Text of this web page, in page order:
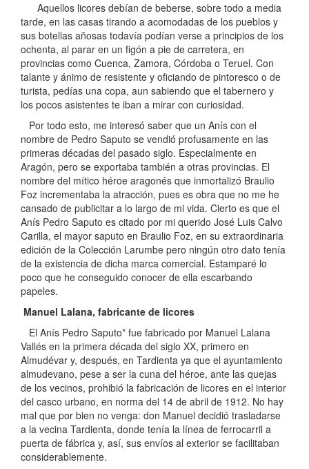
Aquellos licores debían de beberse, sobre todo a media
tarde, en las casas tirando a acomodadas de los pueblos y
sus botellas añosas todavía podían verse a principios de los
ochenta, al parar en un figón a pie de carretera, en
provincias como Cuenca, Zamora, Córdoba o Teruel. Con
talante y ánimo de resistente y oficiando de pintoresco o de
turista, pedías una copa, aun sabiendo que el tabernero y
los pocos asistentes te iban a mirar con curiosidad.
Por todo esto, me interesó saber que un Anís con el
nombre de Pedro Saputo se vendió profusamente en las
primeras décadas del pasado siglo. Especialmente en
Aragón, pero se exportaba también a otras provincias. El
nombre del mítico héroe aragonés que inmortalizó Braulio
Foz incrementaba la atracción, pues es obra que no me he
cansado de publicitar a lo largo de mi vida. Cierto es que el
Anís Pedro Saputo es citado por mi querido José Luis Calvo
Carilla, el mayor saputo en Braulio Foz, en su extraordinaria
edición de la Colección Larumbe pero ningún otro dato tenía
de la existencia de dicha marca comercial. Estamparé lo
poco que he conseguido conocer de ella escarbando
papeles.
Manuel Lalana, fabricante de licores
El Anís Pedro Saputo* fue fabricado por Manuel Lalana
Vallés en la primera década del siglo XX, primero en
Almudévar y, después, en Tardienta ya que el ayuntamiento
almudevano, pese a ser la cuna del héroe, ante las quejas
de los vecinos, prohibió la fabricación de licores en el interior
del casco urbano, en norma del 14 de abril de 1912. No hay
mal que por bien no venga: don Manuel decidió trasladarse
a la vecina Tardienta, donde tenía la línea de ferrocarril a
puerta de fábrica y, así, sus envíos al exterior se facilitaban
considerablemente.